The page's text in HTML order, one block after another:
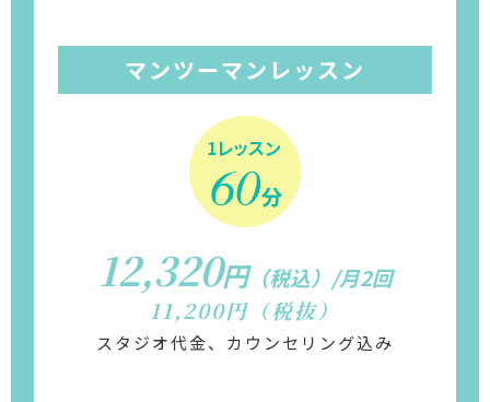
マンツーマンレッスン
12,320円（税込）/月2回
11,200円（税抜）
スタジオ代金、カウンセリング込み